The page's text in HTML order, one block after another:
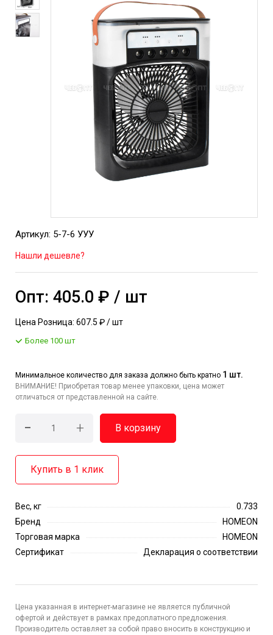
Артикул: 5-7-6 УУУ
Нашли дешевле?
Опт: 405.0 ₽ / шт
Цена Розница: 607.5 ₽ / шт
Более 100 шт
Минимальное количество для заказа должно быть кратно 1 шт.
ВНИМАНИЕ! Приобретая товар менее упаковки, цена может
отличаться от представленной на сайте.
- + В корзину
Купить в 1 клик
Вес, кг
0.733
Бренд
HOMEON
Торговая марка
HOMEON
Сертификат
Декларация о соответствии
Цена указанная в интернет-магазине не является публичной
офертой и действует в рамках предоплатного предложения.
Производитель оставляет за собой право вносить в конструкцию и